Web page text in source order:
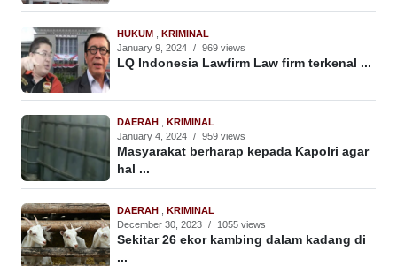
HUKUM
KRIMINAL
January 9, 2024 / 969 views
LQ Indonesia Lawfirm Law firm terkenal ...
DAERAH
KRIMINAL
January 4, 2024 / 959 views
Masyarakat berharap kepada Kapolri agar
hal ...
DAERAH
KRIMINAL
December 30, 2023 / 1055 views
Sekitar 26 ekor kambing dalam kadang di
...